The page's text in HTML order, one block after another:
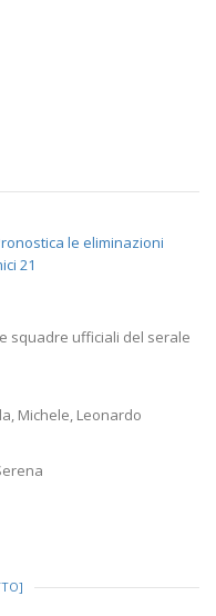
le eliminazioni
21
squadre ufficiali del serale
Michele, Leonardo